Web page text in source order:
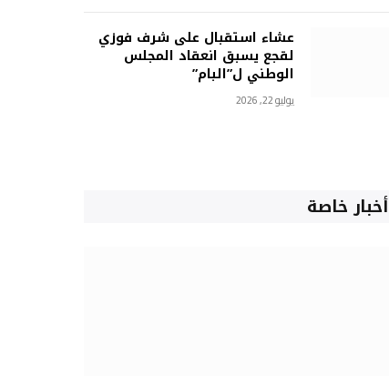
عشاء استقبال على شرف فوزي
لقجع يسبق انعقاد المجلس
الوطني ل”البام”
يوليو 22, 2026
أخبار خاصة